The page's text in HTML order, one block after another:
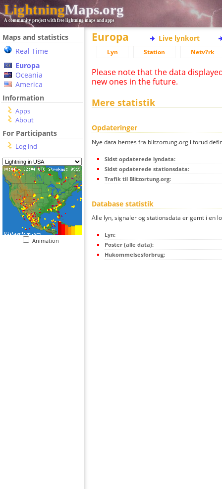
LightningMaps.org
A community project with free lightning maps and apps
Maps and statistics
Real Time
Europa
Oceania
America
Information
Apps
About
For Participants
Log ind
Animation
Europa Live lynkort
Lyn Station Netv?rk
Please note that the data
new ones in the future.
Mere statistik
Opdateringer
Nye data hentes fra blitzortung.org i forud
Sidst opdaterede lyndata:
Sidst opdaterede stationsdata:
Trafik til Blitzortung.org:
Database statistik
Alle lyn, signaler og stationsdata er gemt i en
Lyn:
Poster (alle data):
Hukommelsesforbrug: